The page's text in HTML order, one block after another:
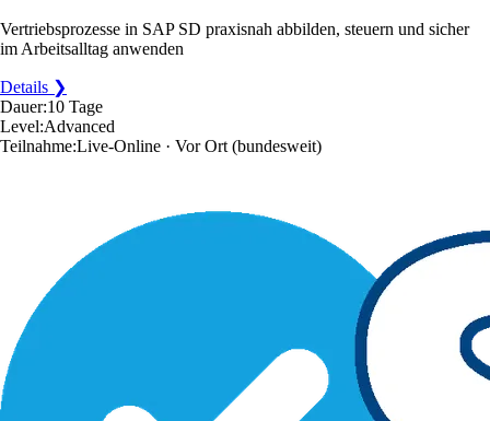
Vertriebsprozesse in SAP SD praxisnah abbilden, steuern und sicher
im Arbeitsalltag anwenden
Details ❯
Dauer:10 Tage
Level:Advanced
Teilnahme:Live-Online · Vor Ort (bundesweit)